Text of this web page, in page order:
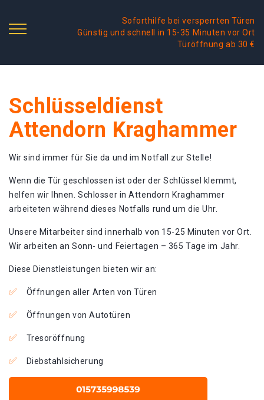
Soforthilfe bei versperrten Türen
Günstig und schnell in 15-35 Minuten vor Ort
Türöffnung ab 30 €
Schlüsseldienst
Attendorn Kraghammer
Wir sind immer für Sie da und im Notfall zur Stelle!
Wenn die Tür geschlossen ist oder der Schlüssel klemmt,
helfen wir Ihnen. Schlosser in Attendorn Kraghammer
arbeiteten während dieses Notfalls rund um die Uhr.
Unsere Mitarbeiter sind innerhalb von 15-25 Minuten vor Ort.
Wir arbeiten an Sonn- und Feiertagen – 365 Tage im Jahr.
Diese Dienstleistungen bieten wir an:
Öffnungen aller Arten von Türen
Öffnungen von Autotüren
Tresoröffnung
Diebstahlsicherung